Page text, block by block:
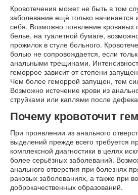
Кровотечения может не быть в том
заболевание ещё только начинается
себя. Возможно появление кровавых
белье, на туалетной бумаге,
прожилок в стуле больного.
болью не сопровождается, если
анальными трещинами.
геморрое зависит от степени
Чем более геморрой запущен, тем
Возможно истечение крови из
струйками или каплями после
Почему кровоточит
При проявлении из анального
выделений прежде всего требуется
комплексной диагностики в целях
более серьёзных заболеваний.
анального отверстия при болезнях
раковых заболеваниях, а также при
доброкачественных образований.